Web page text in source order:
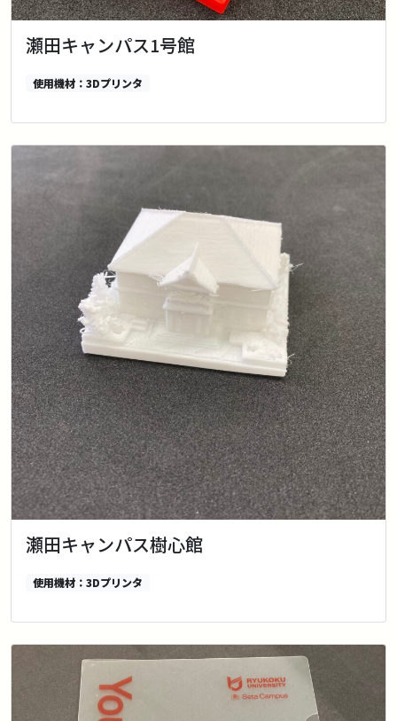
瀬田キャンパス1号館
使用機材：3Dプリンタ
瀬田キャンパス樹心館
使用機材：3Dプリンタ